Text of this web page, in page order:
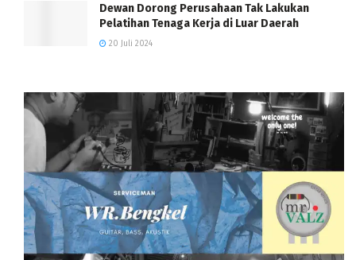
Dewan Dorong Perusahaan Tak Lakukan
Pelatihan Tenaga Kerja di Luar Daerah
20 Juli 2024